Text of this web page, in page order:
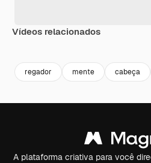
Vídeos relacionados
regador mente cabeça
A plataforma criativa para você